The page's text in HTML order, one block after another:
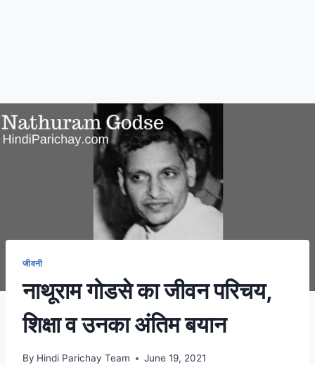
जीवनी
नाथूराम गोडसे का जीवन परिचय,
शिक्षा व उनका अंतिम बयान
By Hindi Parichay Team June 19, 2021